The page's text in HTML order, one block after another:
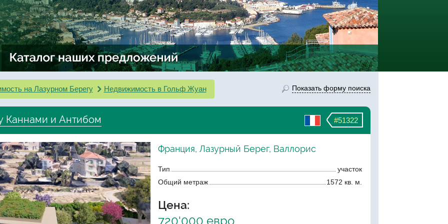
на Лазурном Берегу Недвижимость в Гольф Жуан Показать форму поиска
#51322
Каннами и Антибом
Франция, Лазурный Берег, Валлорис
Тип
участок
Общий метраж
1572 кв. м.
Цена:
720'000 евро